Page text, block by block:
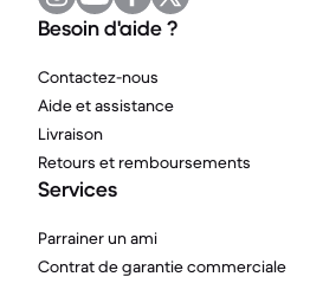
Besoin d'aide ?
Contactez-nous
Aide et assistance
Livraison
Retours et remboursements
Services
Parrainer un ami
Contrat de garantie commerciale